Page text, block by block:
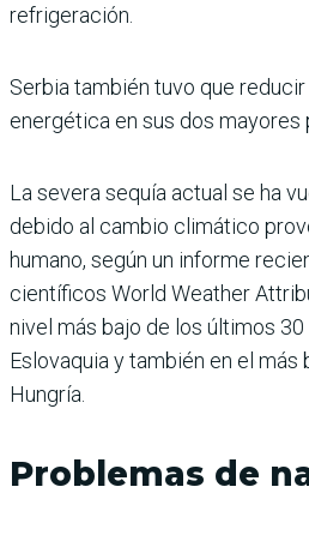
refrigeración.
Serbia también tuvo que
energética en sus dos mayores
La severa sequía actual se ha
debido al cambio climático
humano, según un informe
científicos World Weather
nivel más bajo de los últimos 30
Eslovaquia y también en el más
Hungría.
Problemas de